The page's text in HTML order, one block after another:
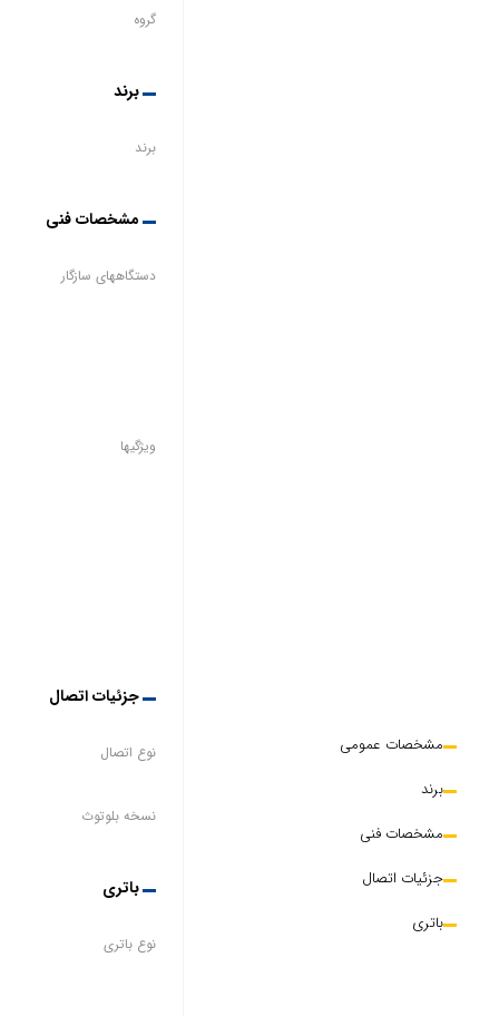
مشخصات عمومی
برند
مشخصات فنی
جزئیات اتصال
باتری
گروه
برند
برند
مشخصات فنی
دستگاههای سازگار
ویژگیها
جزئیات اتصال
نوع اتصال
نسخه بلوتوث
باتری
نوع باتری